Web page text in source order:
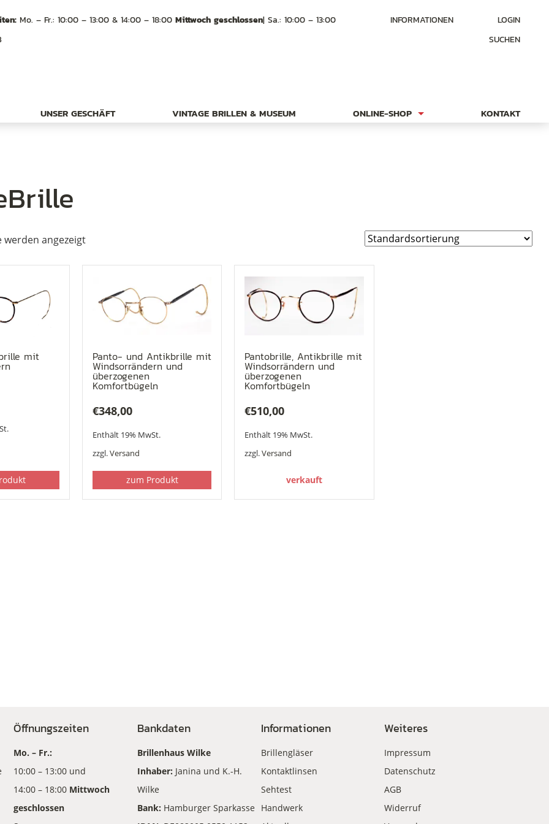
Mo. – Fr.: 10:00 – 13:00 & 14:00 – 18:00 Mittwoch geschlossen| Sa.: 10:00 – 13:00 INFORMATIONEN
LOGIN
SUCHEN
UNSER GESCHÄFT VINTAGE BRILLEN & MUSEUM ONLINE-SHOP KONTAKT
werden angezeigt
mit Panto- und Antikbrille mit
Windsorrändern und
überzogenen
Komfortbügeln
€348,00
Enthält 19% MwSt.
zzgl.Versand
zum Produkt
Pantobrille, Antikbrille mit
Windsorrändern und
überzogenen
Komfortbügeln
€510,00
Enthält 19% MwSt.
zzgl.Versand
verkauft
Öffnungszeiten
Mo. – Fr.:
10:00 – 13:00 und
14:00 – 18:00 Mittwoch
geschlossen
Bankdaten
Brillenhaus Wilke
Inhaber: Janina und K.-H.
Wilke
Bank: Hamburger Sparkasse
Informationen
Brillengläser
Kontaktlinsen
Sehtest
Handwerk
Weiteres
Impressum
Datenschutz
AGB
Widerruf